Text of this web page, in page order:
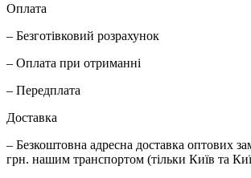
Оплата
– Безготівковий розрахунок
– Оплата при отриманні
– Передплата
Доставка
– Безкоштовна адресна доставка оптових
грн. нашим транспортом (тільки Київ та